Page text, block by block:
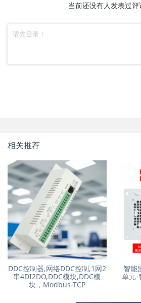
当前还没有人发表过评
相关推荐
DDC控制器,网络DDC控制,1网2
串4DI2DO,DDC模块,DDC模
块，Modbus-TCP
智能
单元-